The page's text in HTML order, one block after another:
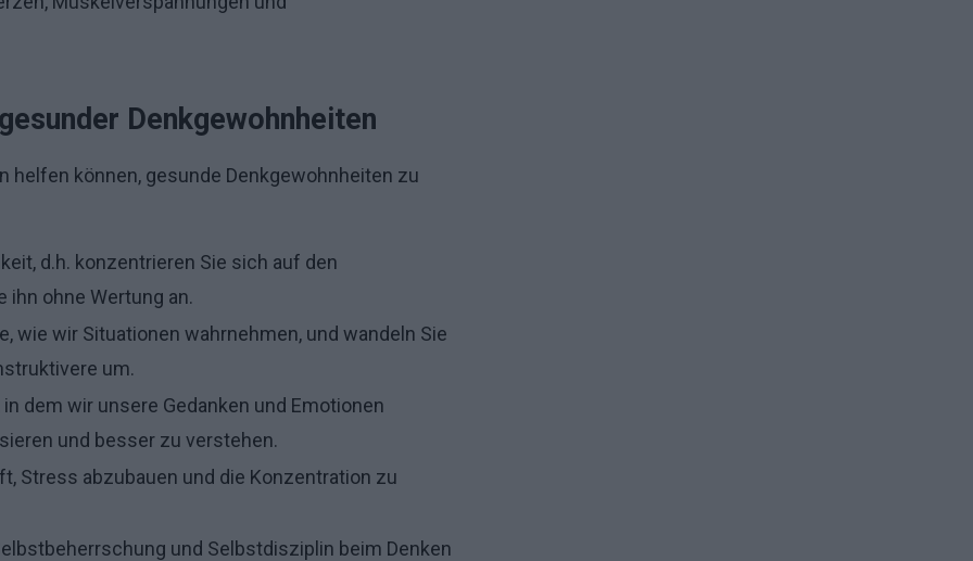
Denkgewohnheiten
helfen können, gesunde Denkgewohnheiten zu
d.h. konzentrieren Sie sich auf den
ihn ohne Wertung an.
wie wir Situationen wahrnehmen, und wandeln Sie
um.
dem wir unsere Gedanken und Emotionen
und besser zu verstehen.
Stress abzubauen und die Konzentration zu
und Selbstdisziplin beim Denken